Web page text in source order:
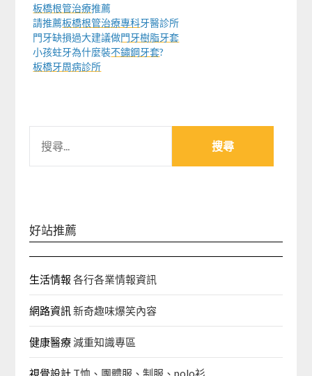
板橋根管治療推薦
請推薦板橋根管治療專科牙醫診所
門牙缺損過大建議做門牙樹脂牙套
小孩蛀牙為什麼裝不鏽鋼牙套?
板橋牙周病診所
關
好站推薦
生活情報 各行各業情報資訊
網路資訊 新奇趣味爆笑內容
健康醫療減重知識專區
視覺設計 T恤、團體服、制服、polo衫